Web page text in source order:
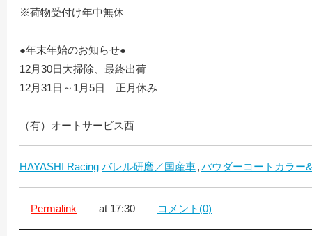
※荷物受付け年中無休
●年末年始のお知らせ●
12月30日大掃除、最終出荷
12月31日～1月5日 正月休み
（有）オートサービス西
HAYASHI Racing バレル研磨／国産車 パウダーコートカラー
Permalink at 17:30 コメント(0)